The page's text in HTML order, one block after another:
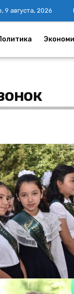
9 августа, 2026